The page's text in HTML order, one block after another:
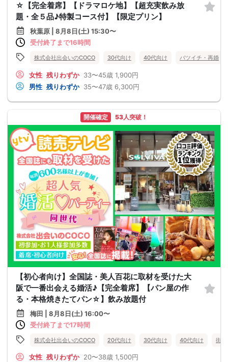
☆【完全着席】【ドラマロケ地】【超充実飲み放
題・全５品♪特製コース付】【限定プリン】
秋葉原 | 8月8日(土) 15:30〜
受付終了まで16時間
株式会社出会いのCOCO 30代向け 40代向け バツイチ・再婚
女性 残りわずか 33〜45歳 1,900円
男性 残りわずか 35〜47歳 6,300円
開催確定 53人突破！
【初心者向け】全国誌・美人百花に取材を受けた大
阪で一番出会える婚活♪【完全着席】【パン屋の作
る・本格焼きたてパン☆】飲み放題付
梅田 | 8月8日(土) 16:00〜
受付終了まで17時間
株式会社出会いのCOCO 20代向け 30代向け 40代向け 街
女性 残りわずか 20〜38歳 1,500円